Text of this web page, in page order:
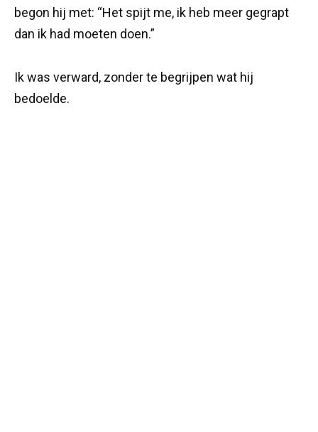
begon hij met: “Het spijt me, ik heb meer gegrapt
dan ik had moeten doen.”
Ik was verward, zonder te begrijpen wat hij
bedoelde.